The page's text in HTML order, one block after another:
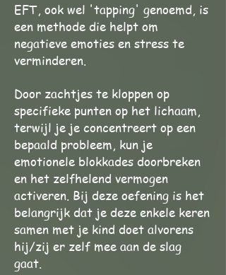
EFT, ook wel 'tapping' genoemd, is
een methode die helpt om
negatieve emoties en stress te
verminderen.
Door zachtjes te kloppen op
specifieke punten op het lichaam,
terwijl je je concentreert op een
bepaald probleem, kun je
emotionele blokkades doorbreken
en het zelfhelend vermogen
activeren. Bij deze oefening is het
belangrijk dat je deze enkele keren
samen met je kind doet alvorens
hij/zij er zelf mee aan de slag
gaat.